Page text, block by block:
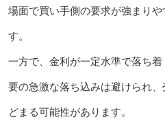
場面で買い手側の要求が強まり
す。
一方で、金利が一定水準で落ち
要の急激な落ち込みは避けられ
どまる可能性があります。